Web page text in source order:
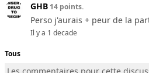
GHB 14 points.
Perso j'aurais + peur de la
Il y a 1 decade
Tous